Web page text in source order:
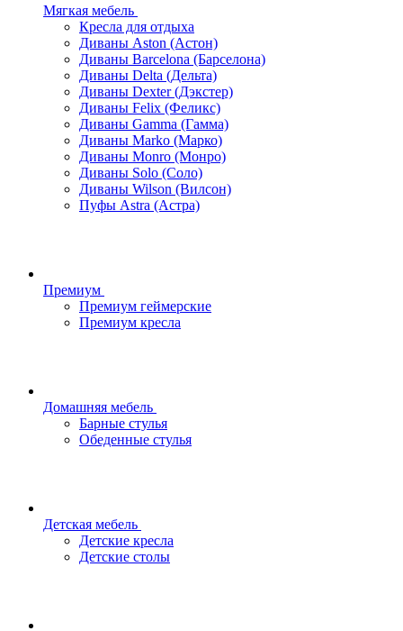
Мягкая мебель
Кресла для отдыха
Диваны Aston (Астон)
Диваны Barcelona (Барселона)
Диваны Delta (Дельта)
Диваны Dexter (Дэкстер)
Диваны Felix (Феликс)
Диваны Gamma (Гамма)
Диваны Marko (Марко)
Диваны Monro (Монро)
Диваны Solo (Соло)
Диваны Wilson (Вилсон)
Пуфы Astra (Астра)
Премиум
Премиум геймерские
Премиум кресла
Домашняя мебель
Барные стулья
Обеденные стулья
Детская мебель
Детские кресла
Детские столы